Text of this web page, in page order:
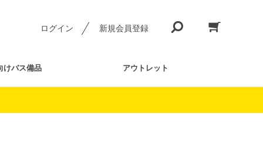
ログイン 新規会員登録
けバス備品 アウトレット